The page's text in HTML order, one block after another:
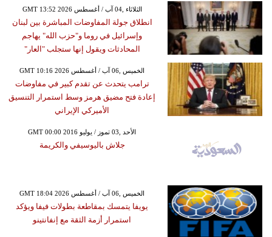
GMT 13:52 2026 الثلاثاء ,04 آب / أغسطس
انطلاق جولة المفاوضات المباشرة بين لبنان
وإسرائيل في روما و"حزب الله" يهاجم
المحادثات ويقول إنها ستجلب "العار"
GMT 10:16 2026 الخميس ,06 آب / أغسطس
ترامب يتحدث عن تقدم كبير في مفاوضات
إعادة فتح مضيق هرمز وسط استمرار التنسيق
الأميركي الإيراني
GMT 00:00 2016 الأحد ,03 تموز / يوليو
جلاش باليوسيفي والكريمة
GMT 18:04 2026 الخميس ,06 آب / أغسطس
يويفا يتمسك بمقاطعة بطولات فيفا ويؤكد
استمرار أزمة الثقة مع إنفانتينو